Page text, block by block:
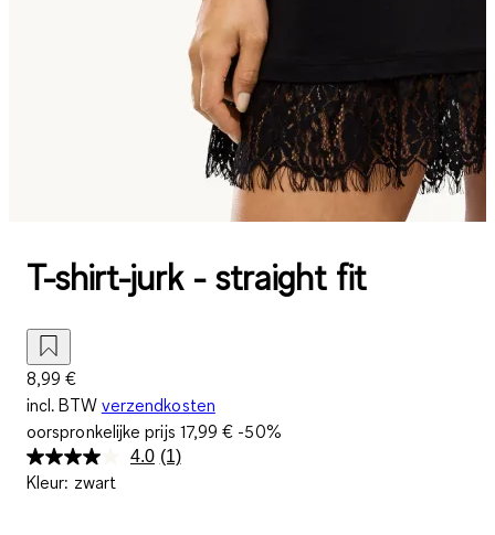
T-shirt-jurk - straight fit
8,99 €
incl. BTW verzendkosten
oorspronkelijke prijs 17,99 € -50%
4.0 Lees
(1)
Kleur: zwart